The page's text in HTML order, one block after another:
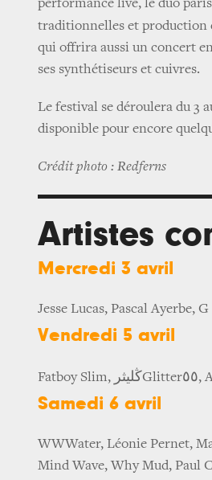
performance live, le duo
traditionnelles et production
qui offrira aussi un concert
ses synthétiseurs et cuivres.
Le festival se déroulera du 3
disponible pour encore
Crédit photo : Redferns
Artistes
Mercredi 3 avril
Jesse Lucas, Pascal Ayerbe, G
Vendredi 5 avril
Fatboy Slim, ڭليثرGlitter٥٥,
Samedi 6 avril
WWWater, Léonie Pernet,
Mind Wave, Why Mud, Paul